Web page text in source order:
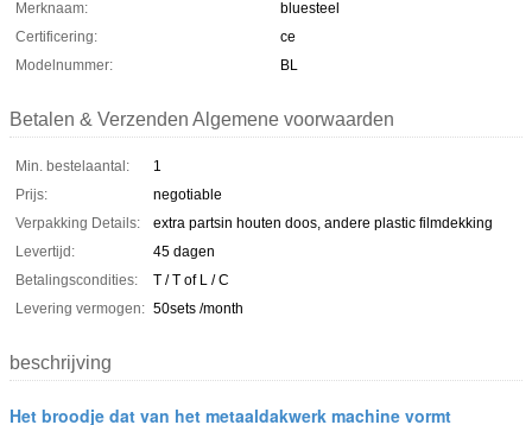
Merknaam:
bluesteel
Certificering:
ce
Modelnummer:
BL
Betalen & Verzenden Algemene voorwaarden
Min. bestelaantal:
1
Prijs:
negotiable
Verpakking Details:
extra partsin houten doos, andere plastic filmdekking
Levertijd:
45 dagen
Betalingscondities:
T / T of L / C
Levering vermogen: 50sets /month
beschrijving
Het broodje dat van het metaaldakwerk machine vormt